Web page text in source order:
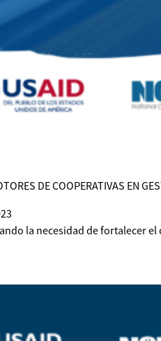
DE COOPERATIVAS EN
la necesidad de fortalecer